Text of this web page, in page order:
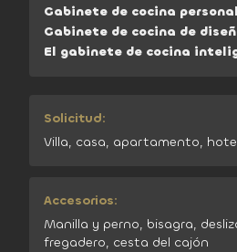
Gabinete de cocina
Gabinete de cocina de
El gabinete de cocina
Solicitud:
Villa, casa, apartamento,
Accesorios:
Manilla y perno, bisagra,
fregadero, cesta del cajón